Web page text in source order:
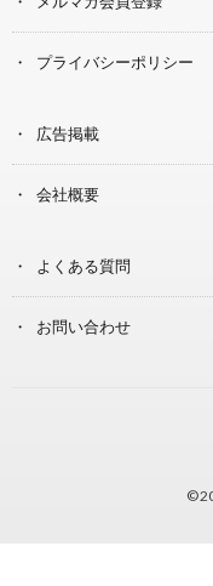
プライバシーポリシー
広告掲載
会社概要
よくある質問
お問い合わせ